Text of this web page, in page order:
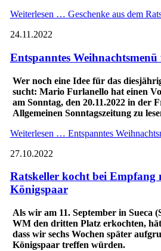
Weiterlesen … Geschenke aus dem
24.11.2022
Entspanntes
Wer noch eine Idee für das
sucht: Mario Furlanello hat einen
am Sonntag, den 20.11.2022 in der
Allgemeinen Sonntagszeitung zu
Weiterlesen … Entspanntes
27.10.2022
Ratskeller kocht bei Empfang
Königspaar
Als wir am 11. September in Sueca
WM den dritten Platz erkochten,
dass wir sechs Wochen später
Königspaar treffen würden.